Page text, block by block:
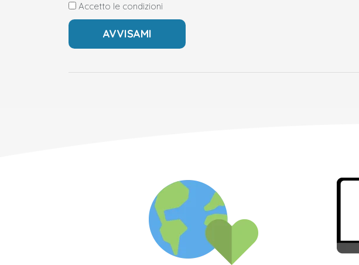
Accetto le condizioni